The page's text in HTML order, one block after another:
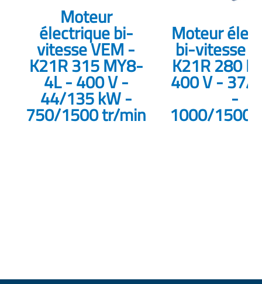
Moteur
électrique bi-
vitesse VEM -
K21R 315 MY8-
4L - 400 V -
44/135 kW -
750/1500 tr/min
Moteur
bi-vitesse
K21R 280
400 V - 37/
-
1000/1500